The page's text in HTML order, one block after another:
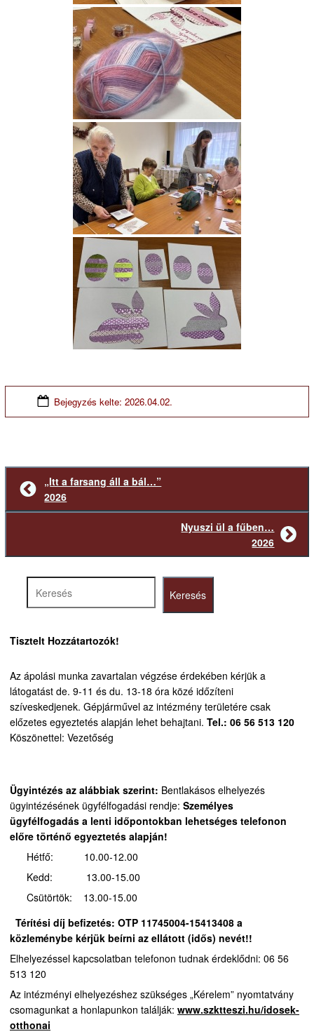
Bejegyzés kelte: 2026.04.02.
Előző
bejegyzés
„Itt a farsang áll a bál…”
2026
bejegyzés
Nyuszi ül a fűben…
2026
Keresés
Tisztelt Hozzátartozók!
Az ápolási munka zavartalan végzése érdekében kérjük a
látogatást de. 9-11 és du. 13-18 óra közé időzíteni
szíveskedjenek. Gépjárművel az intézmény területére csak
előzetes egyeztetés alapján lehet behajtani. Tel.: 06 56 513 120
Köszönettel: Vezetőség
Ügyintézés az alábbiak szerint: Bentlakásos elhelyezés
ügyintézésének ügyfélfogadási rendje: Személyes
ügyfélfogadás a lenti időpontokban lehetséges telefonon
előre történő egyeztetés alapján!
Hétfő: 10.00-12.00
Kedd: 13.00-15.00
Csütörtök: 13.00-15.00
Térítési díj befizetés: OTP 11745004-15413408 a
közleménybe kérjük beírni az ellátott (idős) nevét!!
Elhelyezéssel kapcsolatban telefonon tudnak érdeklődni: 06 56
513 120
Az intézményi elhelyezéshez szükséges „Kérelem” nyomtatvány
csomagunkat a honlapunkon találják: www.szktteszi.hu/idosek-
otthonai